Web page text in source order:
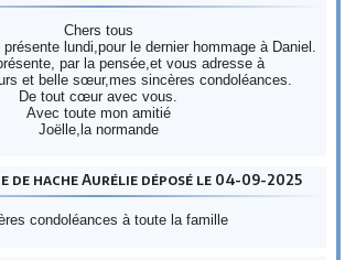
Chers tous
lundi,pour le dernier hommage à Daniel.
par la pensée,et vous adresse à
et belle sœur,mes sincères condoléances.
De tout cœur avec vous.
Avec toute mon amitié
Joëlle,la normande
de hache Aurélie déposé le 04-09-2025
condoléances à toute la famille